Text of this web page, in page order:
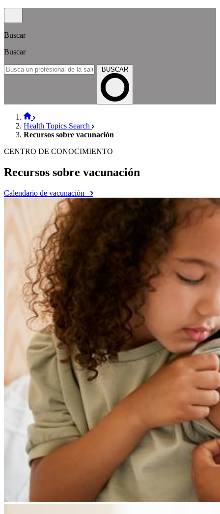
Buscar
Buscar
BUSCAR
Health Topics Search
Recursos sobre vacunación
CENTRO DE CONOCIMIENTO
Recursos sobre vacunación
Calendario de vacunación